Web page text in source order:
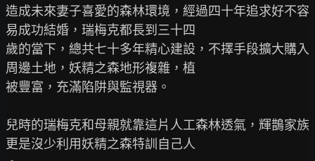
造成未來妻子喜愛的森林環境，經過四十年追求好不容
易成功結婚，瑞梅克都長到三十四
歲的當下，總共七十多年精心建設，不擇手段擴大購入
周邊土地，妖精之森地形複雜，植
被豐富，充滿陷阱與監視器。
兒時的瑞梅克和母親就靠這片人工森林透氣，輝鵲家族
更是沒少利用妖精之森特訓自己人